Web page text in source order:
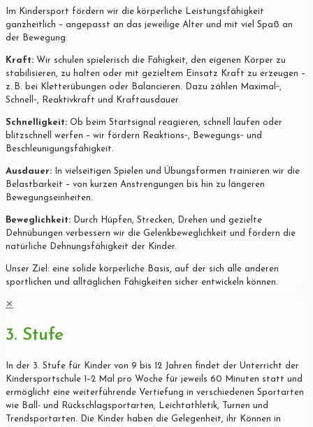
Im Kindersport fördern wir die körperliche Leistungsfähigkeit
ganzheitlich – angepasst an das jeweilige Alter und mit viel Spaß an
der Bewegung.
Kraft: Wir schulen spielerisch die Fähigkeit, den eigenen Körper zu
stabilisieren, zu halten oder mit gezieltem Einsatz Kraft zu erzeugen –
z. B. bei Kletterübungen oder Balancieren. Dazu zählen Maximal‐,
Schnell‐, Reaktivkraft und Kraftausdauer.
Schnelligkeit: Ob beim Startsignal reagieren, schnell laufen oder
blitzschnell werfen – wir fördern Reaktions‐, Bewegungs‐ und
Beschleunigungsfähigkeit.
Ausdauer: In vielseitigen Spielen und Übungsformen trainieren wir die
Belastbarkeit – von kurzen Anstrengungen bis hin zu längeren
Bewegungseinheiten.
Beweglichkeit: Durch Hüpfen, Strecken, Drehen und gezielte
Dehnübungen verbessern wir die Gelenkbeweglichkeit und fördern die
natürliche Dehnungsfähigkeit der Kinder.
Unser Ziel: eine solide körperliche Basis, auf der sich alle anderen
sportlichen und alltäglichen Fähigkeiten sicher entwickeln können.
✕
3. Stufe
In der 3. Stufe für Kinder von 9 bis 12 Jahren findet der Unterricht der
Kindersportschule 1–2 Mal pro Woche für jeweils 60 Minuten statt und
ermöglicht eine weiterführende Vertiefung in verschiedenen Sportarten
wie Ball- und Rückschlagsportarten, Leichtathletik, Turnen und
Trendsportarten. Die Kinder haben die Gelegenheit, ihr Können in